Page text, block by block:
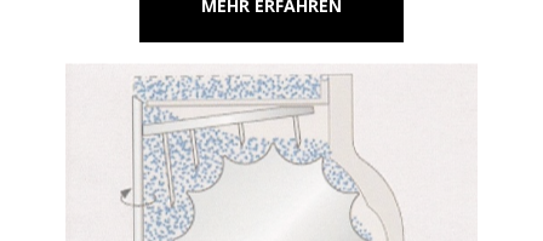
MEHR ERFAHREN